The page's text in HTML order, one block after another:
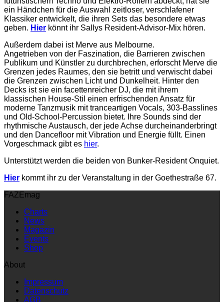
ein Händchen für die Auswahl zeitloser, verschlafener
Klassiker entwickelt, die ihren Sets das besondere etwas
geben. Hier könnt ihr Sallys Resident-Advisor-Mix hören.
Außerdem dabei ist Merve aus Melbourne.
Angetrieben von der Faszination, die Barrieren zwischen
Publikum und Künstler zu durchbrechen, erforscht Merve die
Grenzen jedes Raumes, den sie betritt und verwischt dabei
die Grenzen zwischen Licht und Dunkelheit. Hinter den
Decks ist sie ein facettenreicher DJ, die mit ihrem
klassischen House-Stil einen erfrischenden Ansatz für
moderne Tanzmusik mit tranceartigen Vocals, 303-Basslines
und Old-School-Percussion bietet. Ihre Sounds sind der
rhythmische Austausch, der jede Achse durcheinanderbringt
und den Dancefloor mit Vibration und Energie füllt. Einen
Vorgeschmack gibt es hier.
Unterstützt werden die beiden von Bunker-Resident Onquiet.
Hier kommt ihr zu der Veranstaltung in der Goethestraße 67.
FAZEmag
Charts
News
Magazin
Events
Shop
About
Impressum
Datenschutz
AGB